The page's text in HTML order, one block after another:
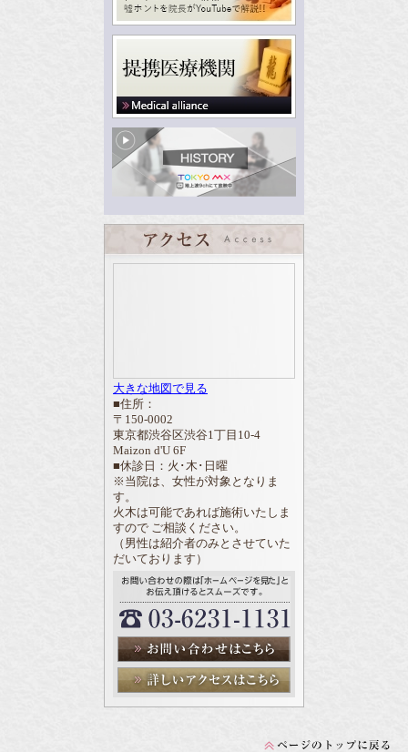
大きな地図で見る
■住所：
〒150-0002
東京都渋谷区渋谷1丁目10-4
Maizon d'U 6F
■休診日：火･木･日曜
※当院は、女性が対象となりま
す。
火木は可能であれば施術いたしま
すので ご相談ください。
（男性は紹介者のみとさせていた
だいております）